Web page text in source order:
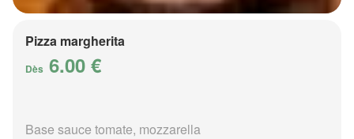
Pizza margherita
Dès 6.00 €
Base sauce tomate, mozzarella